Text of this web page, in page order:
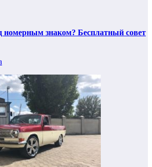
номерным знаком? Бесплатный совет